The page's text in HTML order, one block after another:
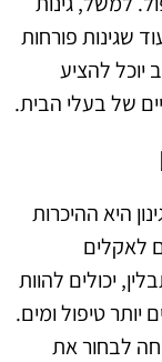
שגינות פורחות
יוכל להציע
של בעלי הבית.
היא ההיכרות
לאקלים
יכולים להוות
טיפול ומים.
לבחור את